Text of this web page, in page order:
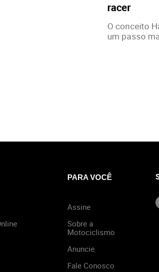
racer
O conceito
um passo
PARA VOCÊ
Assine
Sobre a
Motociclismo
Anuncie
Fale Conosco